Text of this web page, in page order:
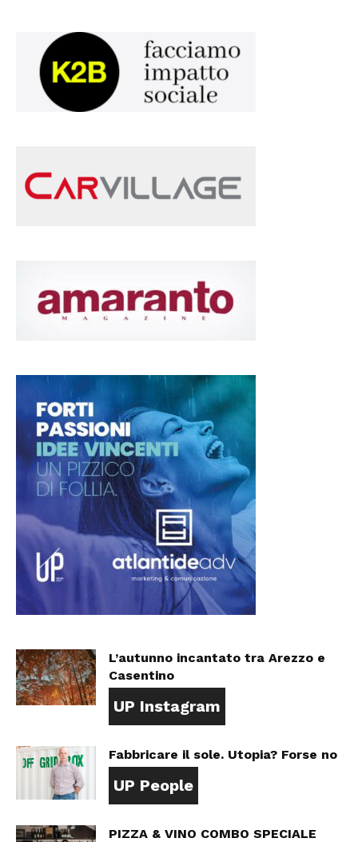
L’autunno incantato tra Arezzo e
Casentino
UP Instagram
Fabbricare il sole. Utopia? Forse no
UP People
PIZZA & VINO COMBO SPECIALE